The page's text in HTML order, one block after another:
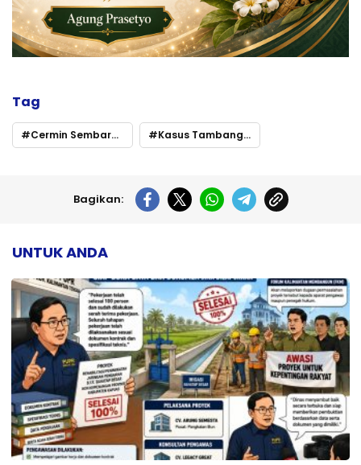
Tag
Cermin Sembarawutnya Tata Kelola Izin dan Harapan Penegakan Hukum Tanpa Tebang Pilih Kasus Tambang AKT
Bagikan:
UNTUK ANDA